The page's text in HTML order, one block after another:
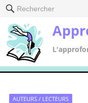
Rechercher
AUTEURS / LECTEURS